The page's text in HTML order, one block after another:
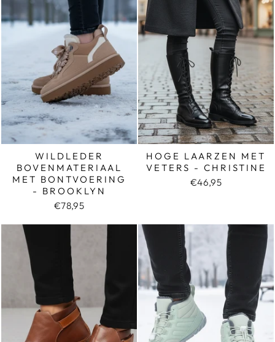
WILDLEDER
BOVENMATERIAAL
MET BONTVOERING
- BROOKLYN
€78,95
HOGE LAARZEN MET
VETERS - CHRISTINE
€46,95